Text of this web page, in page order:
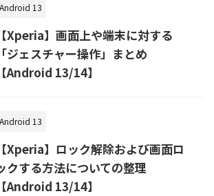
Android 13
【Xperia】画面上や端末に対する
「ジェスチャー操作」まとめ
【Android 13/14】
Android 13
【Xperia】ロック解除および画面ロ
クする方法についての整理
【Android 13/14】